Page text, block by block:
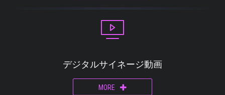
デジタルサイネージ動画
MORE